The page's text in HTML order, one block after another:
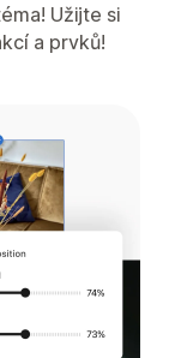
Užijte si
a prvků!